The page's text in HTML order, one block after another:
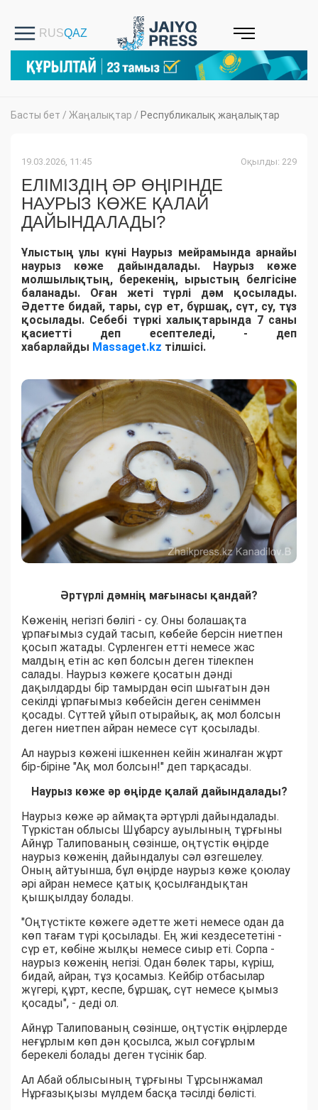
Басты бет / Жаңалықтар / Республикалық жаңалықтар
19.03.2026, 11:45 Оқылды: 229
ЕЛІМІЗДІҢ ӘР ӨҢІРІНДЕ
НАУРЫЗ КӨЖЕ ҚАЛАЙ
ДАЙЫНДАЛАДЫ?
Ұлыстың ұлы күні Наурыз мейрамында арнайы
наурыз көже дайындалады. Наурыз көже
молшылықтың, берекенің, ырыстың белгісіне
баланады. Оған жеті түрлі дәм қосылады.
Әдетте бидай, тары, сүр ет, бұршақ, сүт, су, тұз
қосылады. Себебі түркі халықтарында 7 саны
қасиетті деп есептеледі, - деп
хабарлайды Massaget.kz тілшісі.
Әртүрлі дәмнің мағынасы қандай?
Көженің негізгі бөлігі - су. Оны болашақта
ұрпағымыз судай тасып, көбейе берсін ниетпен
қосып жатады. Сүрленген етті немесе жас
малдың етін ас көп болсын деген тілекпен
салады. Наурыз көжеге қосатын дәнді
дақылдарды бір тамырдан өсіп шығатын дән
секілді ұрпағымыз көбейсін деген сеніммен
қосады. Сүттей ұйып отырайық, ақ мол болсын
деген ниетпен айран немесе сүт қосылады.
Ал наурыз көжені ішкеннен кейін жиналған жұрт
бір-біріне "Ақ мол болсын!" деп тарқасады.
Наурыз көже әр өңірде қалай дайындалады?
Наурыз көже әр аймақта әртүрлі дайындалады.
Түркістан облысы Шұбарсу ауылының тұрғыны
Айнұр Талипованың сөзінше, оңтүстік өңірде
наурыз көженің дайындалуы сәл өзгешелеу.
Оның айтуынша, бұл өңірде наурыз көже қоюлау
әрі айран немесе қатық қосылғандықтан
қышқылдау болады.
"Оңтүстікте көжеге әдетте жеті немесе одан да
көп тағам түрі қосылады. Ең жиі кездесететіні -
сүр ет, көбіне жылқы немесе сиыр еті. Сорпа -
наурыз көженің негізі. Одан бөлек тары, күріш,
бидай, айран, тұз қосамыз. Кейбір отбасылар
жүгері, құрт, кеспе, бұршақ, сүт немесе қымыз
қосады", - деді ол.
Айнұр Талипованың сөзінше, оңтүстік өңірлерде
неғұрлым көп дән қосылса, жыл соғұрлым
берекелі болады деген түсінік бар.
Ал Абай облысының тұрғыны Тұрсынжамал
Нұрғазықызы мүлдем басқа тәсілді бөлісті.